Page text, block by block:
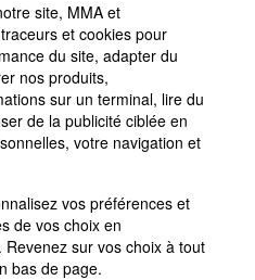
site, MMA et
et cookies pour
du site, adapter du
nos produits,
sur un terminal, lire du
de la publicité ciblée en
votre navigation et
vos préférences et
de vos choix en
. Revenez sur vos choix à tout
bas de page.